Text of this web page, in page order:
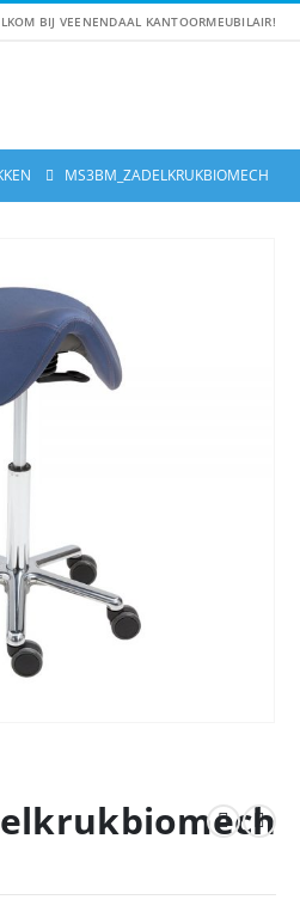
BIJ VEENENDAAL KANTOORMEUBILAIR!
MS3BM_ZADELKRUKBIOMECH